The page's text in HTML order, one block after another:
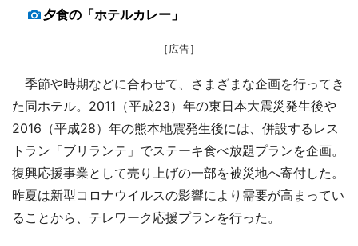
夕食の「ホテルカレー」
［広告］
季節や時期などに合わせて、さまざまな企画を行ってき
た同ホテル。2011（平成23）年の東日本大震災発生後や
2016（平成28）年の熊本地震発生後には、併設するレス
トラン「ブリランテ」でステーキ食べ放題プランを企画。
復興応援事業として売り上げの一部を被災地へ寄付した。
昨夏は新型コロナウイルスの影響により需要が高まってい
ることから、テレワーク応援プランを行った。